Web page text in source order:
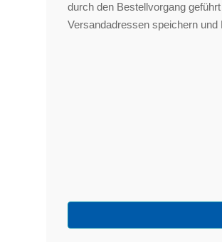
durch den Bestellvorgang
Versandadressen speichern